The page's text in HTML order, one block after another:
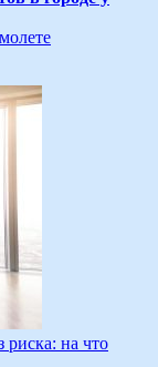
риска: на что